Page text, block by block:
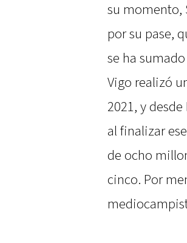
su momento,
por su pase,
se ha
Vigo realizó
2021, y
al finalizar
de ocho
cinco. Por